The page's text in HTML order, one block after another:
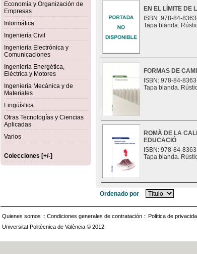
Economía y Organización de
Empresas
Informática
Ingeniería Civil
Ingeniería Electrónica y
Comunicaciones
Ingeniería Energética,
Eléctrica y Motores
Ingeniería Mecánica y de
Materiales
Lingüística
Otras Tecnologías y Ciencias
Aplicadas
Varios
Colecciones [+/-]
EN EL LÍMITE DE
ISBN: 978-84-
Tapa blanda.
FORMAS DE
ISBN: 978-84-
Tapa blanda.
ROMÀ DE LA
EDUCACIÓ
ISBN: 978-84-
Tapa blanda.
Ordenado por
Quienes somos :: Condiciones generales de contratación :: Política de
Universitat Politècnica de València © 2012